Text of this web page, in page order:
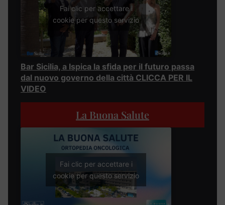
Fai clic per accettare i
cookie per questo servizio
Bar Sicilia, a Ispica la sfida per il futuro passa
dal nuovo governo della città CLICCA PER IL
VIDEO
La Buona Salute
Fai clic per accettare i
cookie per questo servizio